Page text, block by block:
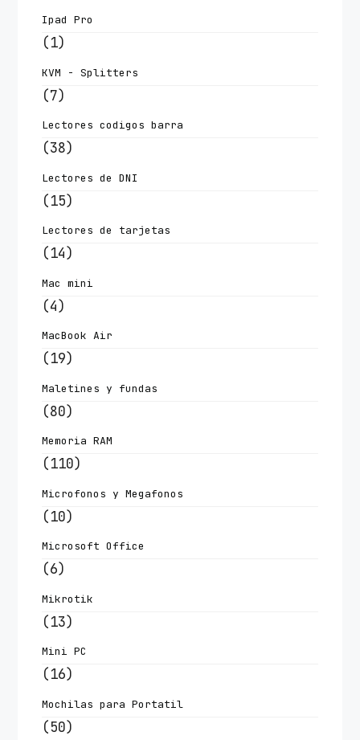
Ipad Pro
(1)
KVM - Splitters
(7)
Lectores codigos barra
(38)
Lectores de DNI
(15)
Lectores de tarjetas
(14)
Mac mini
(4)
MacBook Air
(19)
Maletines y fundas
(80)
Memoria RAM
(110)
Microfonos y Megafonos
(10)
Microsoft Office
(6)
Mikrotik
(13)
Mini PC
(16)
Mochilas para Portatil
(50)